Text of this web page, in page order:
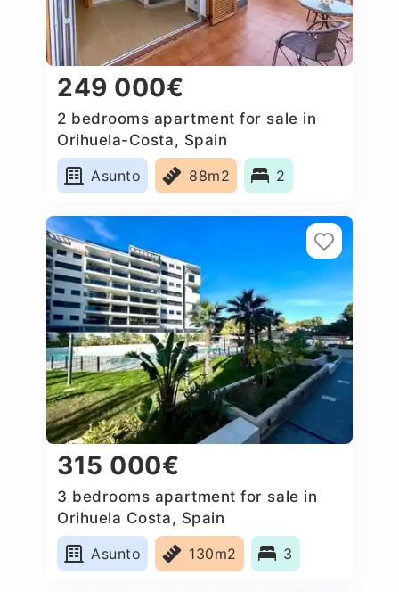
249 000€
2 bedrooms apartment for sale in
Orihuela-Costa, Spain
Asunto
88m2 2
315 000€
3 bedrooms apartment for sale in
Orihuela Costa, Spain
Asunto
130m2 3